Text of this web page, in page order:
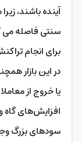
آینده باشند،
سنتی فاصله می
برای انجام
در این بازار
یا خروج از
افزایش‌های گاه
سودهای بزرگ